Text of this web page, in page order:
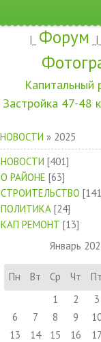
|_ Форум _|_
Капитальный
Застройка 47-48
НОВОСТИ » 2025
НОВОСТИ [401]
О РАЙОНЕ [63]
СТРОИТЕЛЬСТВО
ПОЛИТИКА [24]
КАП РЕМОНТ [13]
Январь
Пн Вт Ср Чт Пт
1
2 3
6
7 8 9
13
14 15 16 17